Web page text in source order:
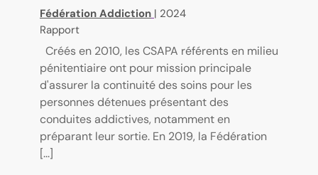
Fédération Addiction | 2024
Rapport
Créés en 2010, les CSAPA référents en milieu
pénitentiaire ont pour mission principale
d'assurer la continuité des soins pour les
personnes détenues présentant des
conduites addictives, notamment en
préparant leur sortie. En 2019, la Fédération
[...]